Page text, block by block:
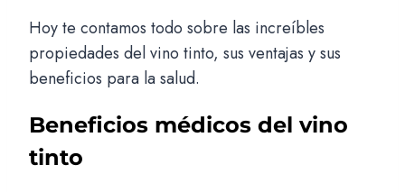
Hoy te contamos todo sobre las increíbles
propiedades del vino tinto, sus ventajas y sus
beneficios para la salud.
Beneficios médicos del vino
tinto